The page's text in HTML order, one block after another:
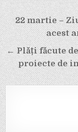
Navigare
în
articole
22 martie –
acest
← Plăți făcute
proiecte de